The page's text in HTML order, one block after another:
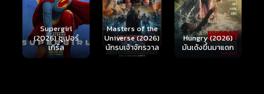
Masters of the
Universe (2026)
นักรบเจ้าจักรวาล
Hungry (2026)
มันเด้งขึ้นมาแดก
Ready or Not 2:
Here I Come
(2026) เกมพร้อม
ตาย 2